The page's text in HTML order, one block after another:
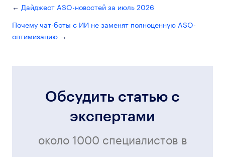
Дайджест ASO-новостей за июль 2026
Почему чат-боты с ИИ не заменят полноценную ASO-
оптимизацию
Обсудить статью с
экспертами
около 1000 специалистов в